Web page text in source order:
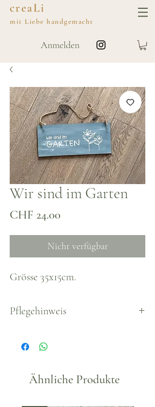
creaLi
mit Liebe handgemacht
Anmelden
Wir sind im Garten
CHF 24.00
Nicht verfügbar
Grösse 35x15cm.
Pflegehinweis
Ähnliche Produkte